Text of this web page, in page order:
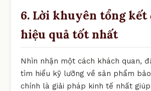
6. Lời khuyên tổng kết
hiệu quả tốt nhất
Nhìn nhận một cách khách quan,
tìm hiểu kỹ lưỡng về sản phẩm
chính là giải pháp kinh tế nhất